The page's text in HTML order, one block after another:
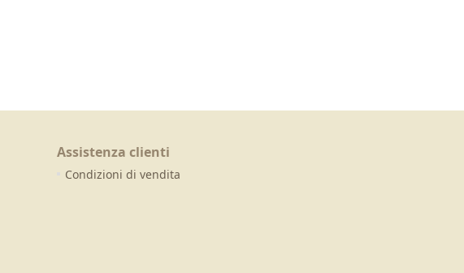
Assistenza clienti
Condizioni di vendita